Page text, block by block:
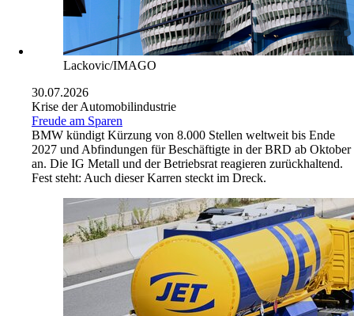
Lackovic/IMAGO
30.07.2026
Krise der Automobilindustrie
Freude am Sparen
BMW kündigt Kürzung von 8.000 Stellen weltweit bis Ende
2027 und Abfindungen für Beschäftigte in der BRD ab Oktober
an. Die IG Metall und der Betriebsrat reagieren zurückhaltend.
Fest steht: Auch dieser Karren steckt im Dreck.